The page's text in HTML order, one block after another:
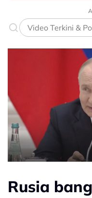
Video Terkini &
Rusia